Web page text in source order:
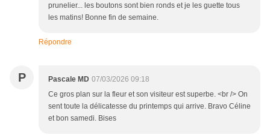
prunelier... les boutons sont bien ronds et je les guette tous
les matins! Bonne fin de semaine.
Répondre
P Pascale MD 07/03/2026 09:18
Ce gros plan sur la fleur et son visiteur est superbe. <br /> On
sent toute la délicatesse du printemps qui arrive. Bravo Céline
et bon samedi. Bises